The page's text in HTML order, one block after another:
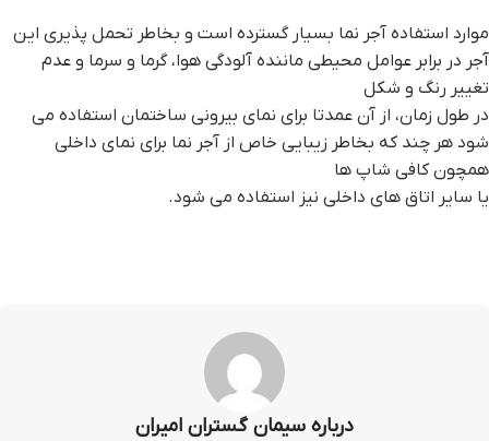
موارد استفاده آجر نما بسیار گسترده است و بخاطر تحمل پذیری این
آجر در برابر عوامل محیطی ماننده آلودگی هوا، گرما و سرما و عدم
تغییر رنگ و شکل
در طول زمان، از آن عمدتا برای نمای بیرونی ساختمان استفاده می
شود هر چند که بخاطر زیبایی خاص از آجر نما برای نمای داخلی
همچون کافی شاپ ها
یا سایر اتاق های داخلی نیز استفاده می شود.
درباره سیمان گستران امیران